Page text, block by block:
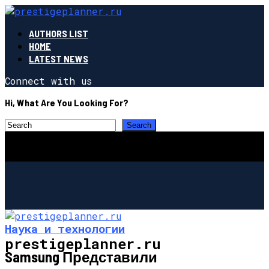
AUTHORS LIST
HOME
LATEST NEWS
Connect with us
Hi, What Are You Looking For?
prestigeplanner.ru
Наука и технологии
Samsung Представили